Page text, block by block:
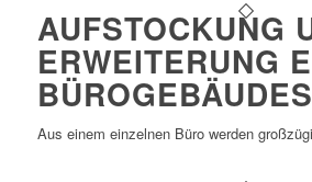
AUFSTOCKUNG
ERWEITERUNG
BÜROGEBÄUDES
Aus einem einzelnen Büro werden